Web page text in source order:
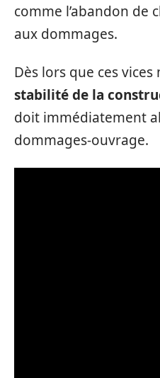
comme l’abandon de
aux dommages.
Dès lors que ces
stabilité de la
doit immédiatement
dommages-ouvrage.